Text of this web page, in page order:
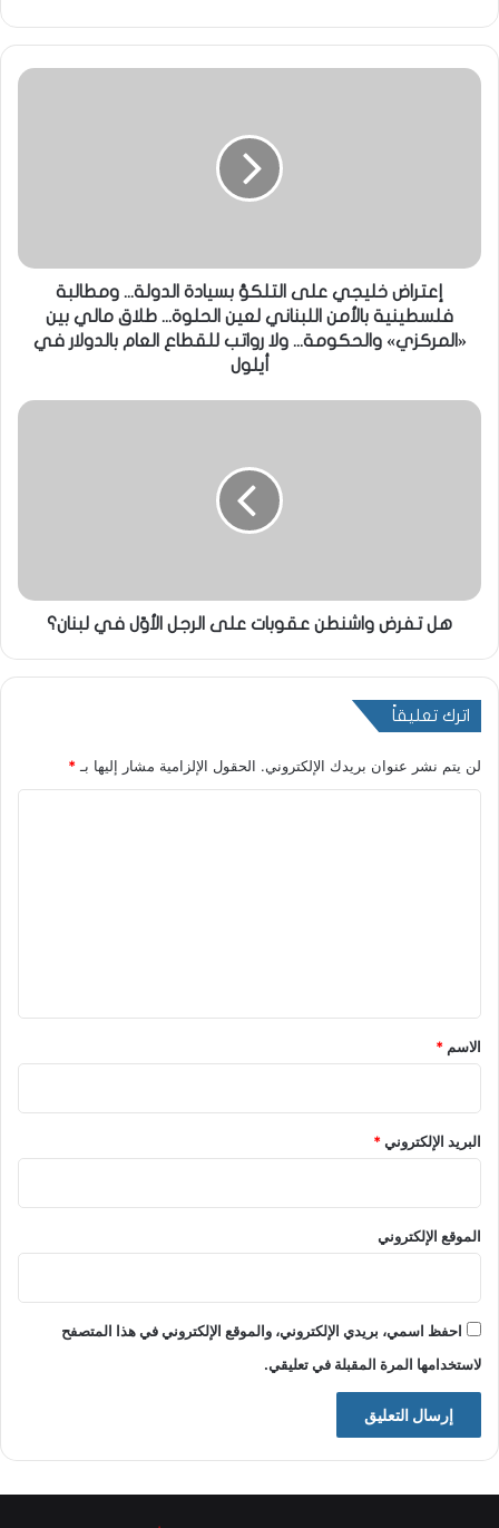
إعتراض خليجي على التلكؤ بسيادة الدولة... ومطالبة
فلسطينية بالأمن اللبناني لعين الحلوة... طلاق مالي بين
«المركزي» والحكومة... ولا رواتب للقطاع العام بالدولار في
أيلول
هل تفرض واشنطن عقوبات على الرجل الأوّل في لبنان؟
اترك تعليقاً
لن يتم نشر عنوان بريدك الإلكتروني. الحقول الإلزامية مشار إليها بـ*
*
الاسم *
البريد الإلكتروني*
الموقع الإلكتروني
احفظ اسمي، بريدي الإلكتروني، والموقع الإلكتروني في هذا المتصفح
لاستخدامها المرة المقبلة في تعليقي.